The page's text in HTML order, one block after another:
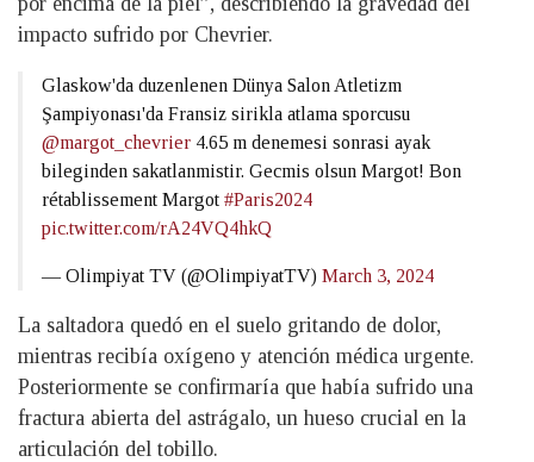
impacto sufrido por Chevrier.
Glaskow'da duzenlenen Dünya Salon Atletizm
Şampiyonası'da Fransiz sirikla atlama sporcusu
@margot_chevrier 4.65 m denemesi sonrasi ayak
bileginden sakatlanmistir. Gecmis olsun Margot! Bon
rétablissement Margot #Paris2024
pic.twitter.com/rA24VQ4hkQ
— Olimpiyat TV (@OlimpiyatTV) March 3, 2024
La saltadora quedó en el suelo gritando de dolor,
mientras recibía oxígeno y atención médica urgente.
Posteriormente se confirmaría que había sufrido una
fractura abierta del astrágalo, un hueso crucial en la
articulación del tobillo.